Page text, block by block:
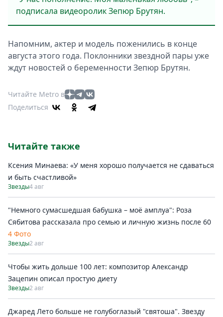
подписала видеоролик Зепюр Брутян.
Напомним, актер и модель поженились в конце
августа этого года. Поклонники звездной пары уже
ждут новостей о беременности Зепюр Брутян.
Читайте Metro в
Поделиться
Читайте также
Ксения Минаева: «У меня хорошо получается не сдаваться
и быть счастливой»
Звезды4 авг
"Немного сумасшедшая бабушка – моё амплуа": Роза
Сябитова рассказала про семью и личную жизнь после 60
4 Фото
Звезды2 авг
Чтобы жить дольше 100 лет: композитор Александр
Зацепин описал простую диету
Звезды2 авг
Джаред Лето больше не голубоглазый "святоша". Звезду